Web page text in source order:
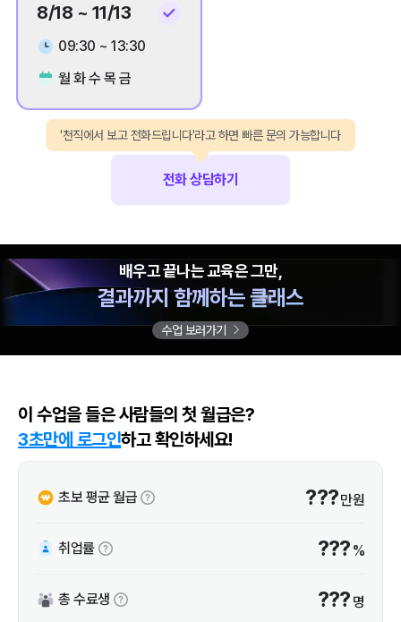
8/18 ~ 11/13
09:30 ~ 13:30
월 화 수 목 금
전화 상담하기
'천직에서 보고 전화드립니다'라고 하면 빠른 문의 가능합니다
배우고 끝나는 교육은 그만,
결과까지 함께하는 클래스
수업 보러가기
이 수업을 들은 사람들의 첫 월급은?
3초만에 로그인하고 확인하세요!
초보 평균 월급 ???만원
취업률 ??? %
총 수료생 ??? 명